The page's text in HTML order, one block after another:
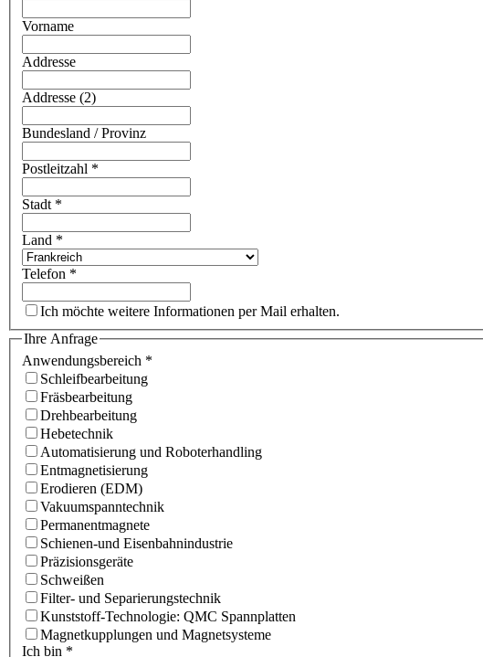
Vorname
Addresse
Addresse (2)
Bundesland / Provinz
Postleitzahl *
Stadt *
Land *
Telefon *
Ich möchte weitere Informationen per Mail erhalten.
Ihre Anfrage
Anwendungsbereich *
Schleifbearbeitung
Fräsbearbeitung
Drehbearbeitung
Hebetechnik
Automatisierung und Roboterhandling
Entmagnetisierung
Erodieren (EDM)
Vakuumspanntechnik
Permanentmagnete
Schienen-und Eisenbahnindustrie
Präzisionsgeräte
Schweißen
Filter- und Separierungstechnik
Kunststoff-Technologie: QMC Spannplatten
Magnetkupplungen und Magnetsysteme
Ich bin *